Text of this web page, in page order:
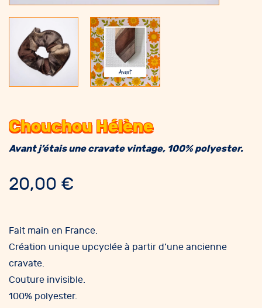
Chouchou Hélène
Avant j’étais une cravate vintage, 100% polyester.
20,00 €
Fait main en France.
Création unique upcyclée à partir d’une ancienne
cravate.
Couture invisible.
100% polyester.